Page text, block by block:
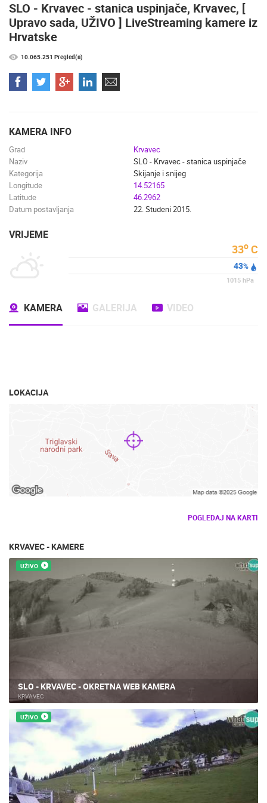
NAJBOLJE S WEBA GRADOVI I MJESTA
HD - OKRETNE KAMERE GRADILIŠTA SKIJANJE I SNIJEG
PLAŽE
DOGAĐANJA I ZANIMLJIVOSTI
SLO - Krvavec - stanica uspinjače, Krvavec, [
Upravo sada, UŽIVO ] LiveStreaming kamere iz
Hrvatske
10.065.251 Pregled(a)
KAMERA INFO
Grad
Krvavec
Naziv
SLO - Krvavec - stanica uspinjače
Kategorija
Skijanje i snijeg
Longitude
14.52165
Latitude
46.2962
Datum postavljanja
22. Studeni 2015.
VRIJEME
33o C
43%
1015 hPa
KAMERA GALERIJA VIDEO
LOKACIJA
POGLEDAJ NA KARTI
KRVAVEC - KAMERE
UŽIVO
SLO - KRVAVEC - OKRETNA WEB KAMERA
KRVAVEC
UŽIVO